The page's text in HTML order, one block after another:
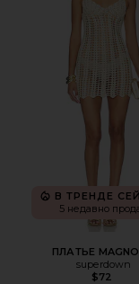
В ТРЕНДЕ
5 недавно
ПЛАТЬЕ
superdown
$72